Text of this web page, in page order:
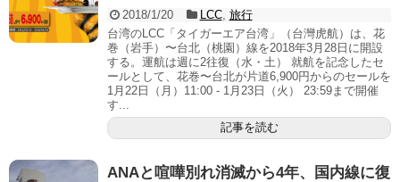
2018/1/20 LCC, 旅行
台湾のLCC「タイガーエア台湾」（台灣虎航）は、花
巻（岩手）〜台北（桃園）線を2018年3月28日に開設
する。運航は週に2往復（水・土） 就航を記念したセ
ールとして、花巻〜台北が片道6,900円からのセールを
1月22日（月）11:00 - 1月23日（火） 23:59まで開催
す...
記事を読む
ANAと喧嘩別れ消滅から4年、国内線に復